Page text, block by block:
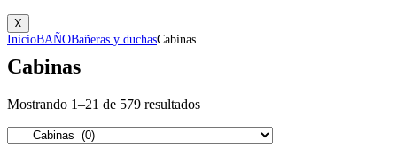
X
InicioBAÑOBañeras y duchasCabinas
Cabinas
Mostrando 1–21 de 579 resultados